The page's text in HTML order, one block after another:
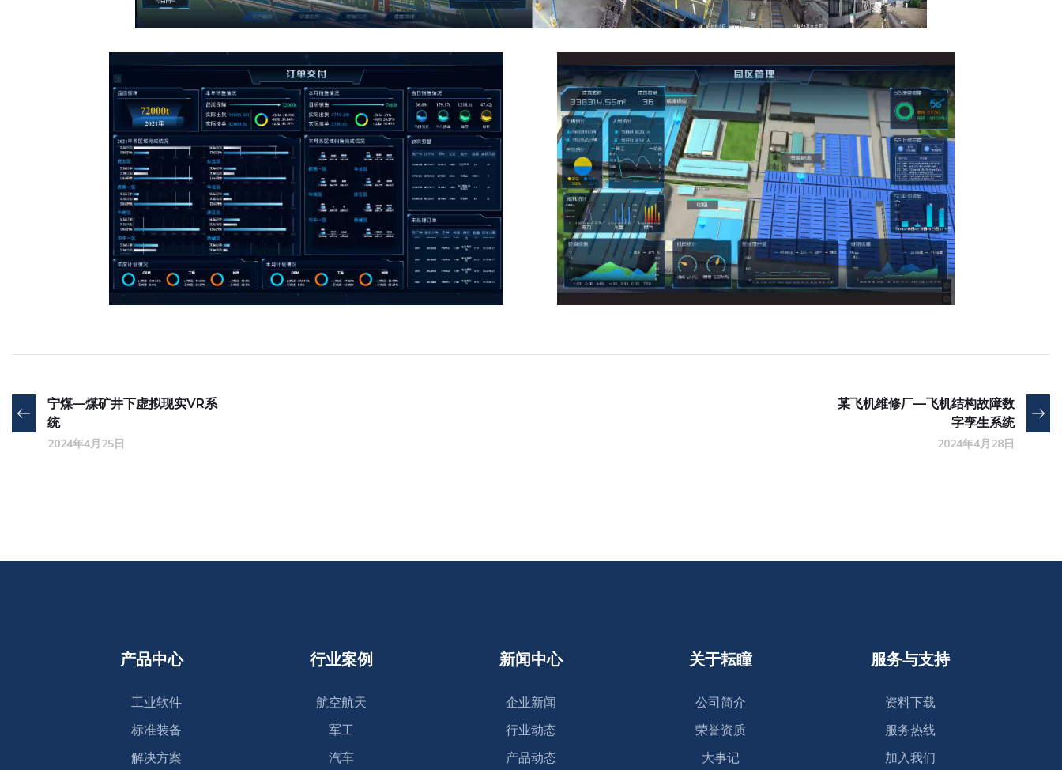
宁煤—煤矿井下虚拟现实VR系
统
2024年4月25日
某飞机维修厂—飞机结构故障数
字孪生系统
2024年4月28日
产品中心
工业软件
标准装备
解决方案
行业案例
航空航天
军工
汽车
新闻中心
企业新闻
行业动态
产品动态
关于耘瞳
公司简介
荣誉资质
大事记
服务与支持
资料下载
服务热线
加入我们